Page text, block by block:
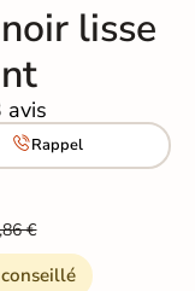
lisse
avis
Rappel
€